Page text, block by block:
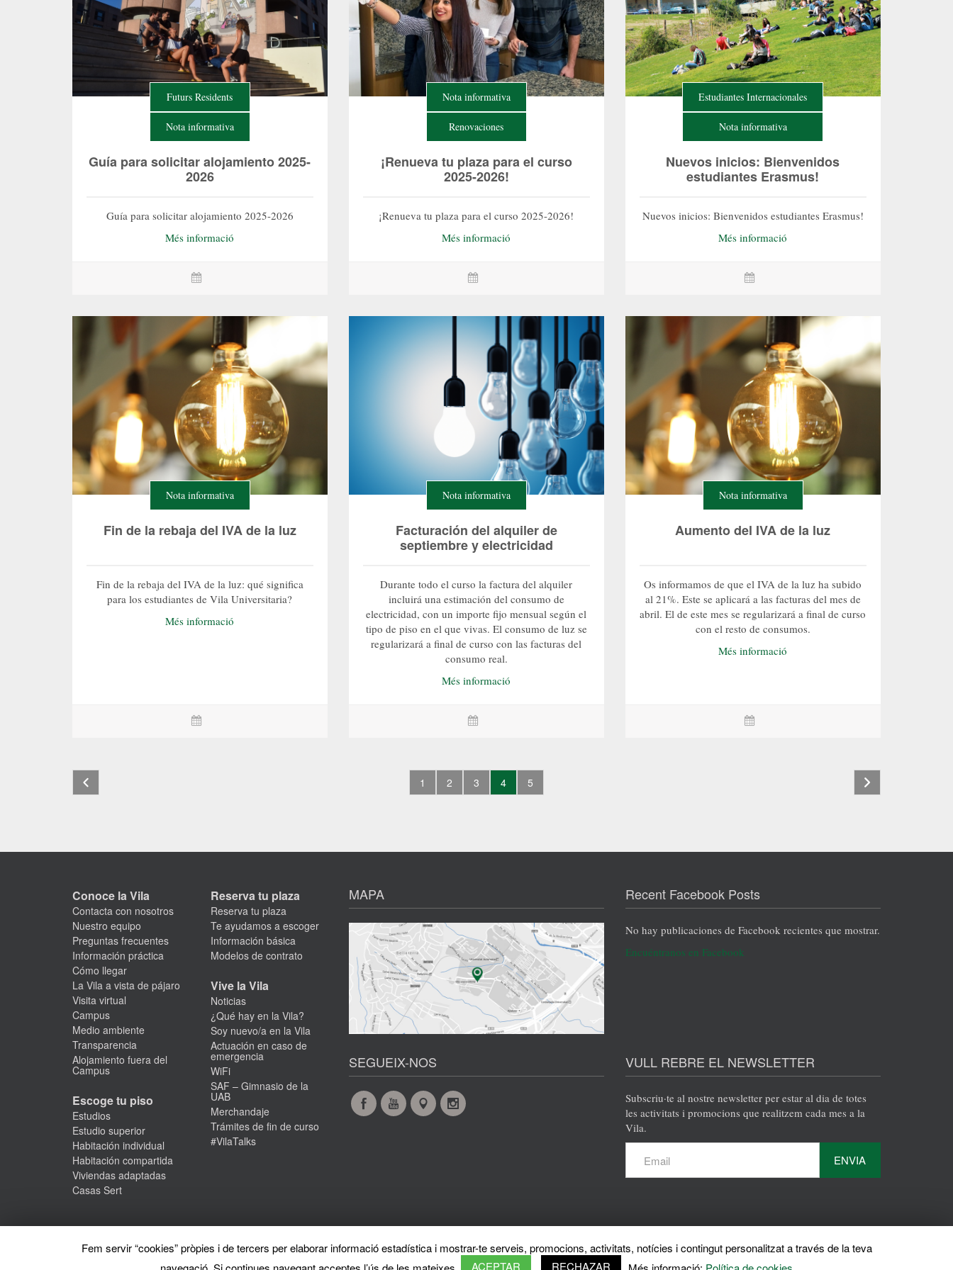
Futurs Residents
Nota informativa
Guía para solicitar alojamiento 2025-
2026
Guía para solicitar alojamiento 2025-2026
Més informació
Nota informativa
Renovaciones
¡Renueva tu plaza para el curso
2025-2026!
¡Renueva tu plaza para el curso 2025-2026!
Més informació
Estudiantes Internacionales
Nota informativa
Nuevos inicios: Bienvenidos
estudiantes Erasmus!
Nuevos inicios: Bienvenidos estudiantes Erasmus!
Més informació
Nota informativa
Fin de la rebaja del IVA de la luz
Fin de la rebaja del IVA de la luz: qué significa
para los estudiantes de Vila Universitaria?
Més informació
Nota informativa
Facturación del alquiler de
septiembre y electricidad
Durante todo el curso la factura del alquiler
incluirá una estimación del consumo de
electricidad, con un importe fijo mensual según el
tipo de piso en el que vivas. El consumo de luz se
regularizará a final de curso con las facturas del
consumo real.
Més informació
Nota informativa
Aumento del IVA de la luz
Os informamos de que el IVA de la luz ha subido
al 21%. Este se aplicará a las facturas del mes de
abril. El de este mes se regularizará a final de curso
con el resto de consumos.
Més informació
1 2 3 4 5
Conoce la Vila
Contacta con nosotros
Nuestro equipo
Preguntas frecuentes
Información práctica
Cómo llegar
La Vila a vista de pájaro
Visita virtual
Campus
Medio ambiente
Transparencia
Alojamiento fuera del
Campus
Escoge tu piso
Estudios
Estudio superior
Habitación individual
Habitación compartida
Viviendas adaptadas
Casas Sert
Reserva tu plaza
Reserva tu plaza
Te ayudamos a escoger
Información básica
Modelos de contrato
Vive la Vila
Noticias
¿Qué hay en la Vila?
Soy nuevo/a en la Vila
Actuación en caso de
emergencia
WiFi
SAF – Gimnasio de la
UAB
Merchandaje
Trámites de fin de curso
#VilaTalks
MAPA Recent Facebook Posts
No hay publicaciones de Facebook recientes que mostrar.
Encuéntranos en Facebook
SEGUEIX-NOS
FacebookYouTubeMapsInstagram
VULL REBRE EL NEWSLETTER
Subscriu·te al nostre newsletter per estar al dia de totes
les activitats i promocions que realitzem cada mes a la
Vila.
ENVIA
Privacy policy Sobre el web Directori de la UAB
Fem servir “cookies” pròpies i de tercers per elaborar informació estadística i mostrar-te serveis, promocions, activitats, notícies i contingut personalitzat a través de la teva
ACEPTAR RECHAZAR